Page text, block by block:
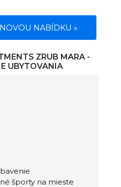
NABÍDKU »
ZRUB MARA -
UBYTOVANIA
športy na mieste